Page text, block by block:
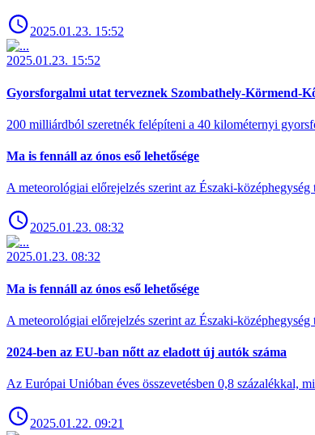
2025.01.23. 15:52
2025.01.23. 15:52
Gyorsforgalmi utat terveznek Szombathely-Körmend-
200 milliárdból szeretnék felépíteni a 40 kilométernyi
Ma is fennáll az ónos eső lehetősége
A meteorológiai előrejelzés szerint az Északi-
2025.01.23. 08:32
2025.01.23. 08:32
Ma is fennáll az ónos eső lehetősége
A meteorológiai előrejelzés szerint az Északi-
2024-ben az EU-ban nőtt az eladott új autók száma
Az Európai Unióban éves összevetésben 0,8 százalékkal,
2025.01.22. 09:21